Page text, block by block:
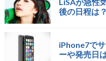
後の日程は？
iPhone7で
ーや発売日